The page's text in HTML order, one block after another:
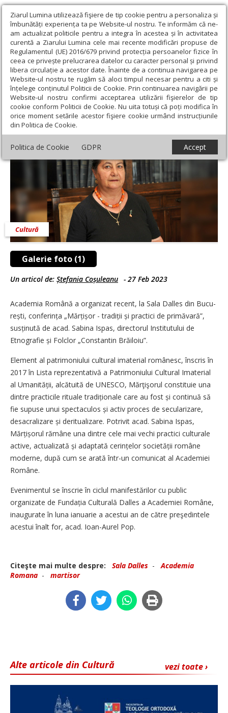
Ziarul Lumina utilizează fişiere de tip cookie pentru a personaliza și
îmbunătăți experiența ta pe Website-ul nostru. Te informăm că ne-
am actualizat politicile pentru a integra în acestea și în activitatea
curentă a Ziarului Lumina cele mai recente modificări propuse de
Regulamentul (UE) 2016/679 privind protecția persoanelor fizice în
ceea ce privește prelucrarea datelor cu caracter personal și privind
libera circulație a acestor date. Înainte de a continua navigarea pe
Website-ul nostru te rugăm să aloci timpul necesar pentru a citi și
înțelege conținutul Politicii de Cookie. Prin continuarea navigării pe
Website-ul nostru confirmi acceptarea utilizării fişierelor de tip
cookie conform Politicii de Cookie. Nu uita totuși că poți modifica în
orice moment setările acestor fişiere cookie urmând instrucțiunile
din Politica de Cookie.
Politica de Cookie GDPR Accept
Ziarul Lumina › Educaţie și Cultură › Cultură › Mărțișor - tradiții
de primăvară
Mărțișor - tradiții de primăvară
Galerie foto (1)
Cultură
Un articol de: Ștefania Coșuleanu - 27 Feb 2023
Academia Română a organizat recent, la Sala Dalles din Bucu­
rești, conferința „Mărțișor - tradiții și practici de primăvară”,
susți­nută de acad. Sabina Ispas, directorul Institutului de
Etnografie și Folclor „Constantin Brăiloiu”.
Element al patrimoniului cultural imaterial românesc, înscris în
2017 în Lista reprezentativă a Patrimoniului Cultural Imaterial
al Umanității, alcătuită de UNESCO, Mărţişorul constituie una
dintre practicile rituale tradiționale care au fost și continuă să
fie supuse unui spectaculos și activ proces de secularizare,
desacralizare și deritualizare. Potrivit acad. Sabina Ispas,
Mărțișorul rămâne una dintre cele mai vechi practici culturale
active, actualizată și adaptată cerințelor societății române
moderne, după cum se arată în­tr-un comunicat al Academiei
Române.
Evenimentul se înscrie în ciclul manifestărilor cu public
organizate de Fundația Culturală Dalles a Academiei Române,
inaugurate în luna ianuarie a acestui an de către preşedintele
acestui înalt for, acad. Ioan-Aurel Pop.
Citeşte mai multe despre: Sala Dalles -Academia
Romana - martisor
vezi toate ›
Alte articole din Cultură